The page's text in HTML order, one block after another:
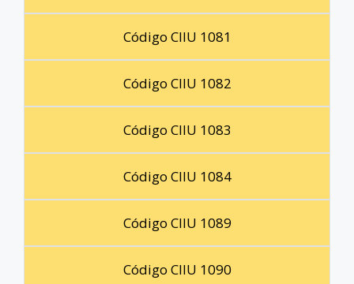
Código CIIU 1081
Código CIIU 1082
Código CIIU 1083
Código CIIU 1084
Código CIIU 1089
Código CIIU 1090